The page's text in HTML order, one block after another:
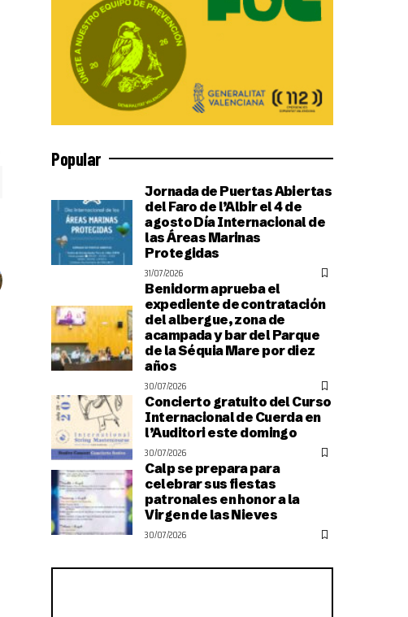
Popular
Jornada de Puertas Abiertas
del Faro de l’Albir el 4 de
agosto Día Internacional de
las Áreas Marinas
Protegidas
31/07/2026
Benidorm aprueba el
expediente de contratación
del albergue, zona de
acampada y bar del Parque
de la Séquia Mare por diez
años
30/07/2026
Concierto gratuito del Curso
Internacional de Cuerda en
l’Auditori este domingo
30/07/2026
Calp se prepara para
celebrar sus fiestas
patronales en honor a la
Virgen de las Nieves
30/07/2026